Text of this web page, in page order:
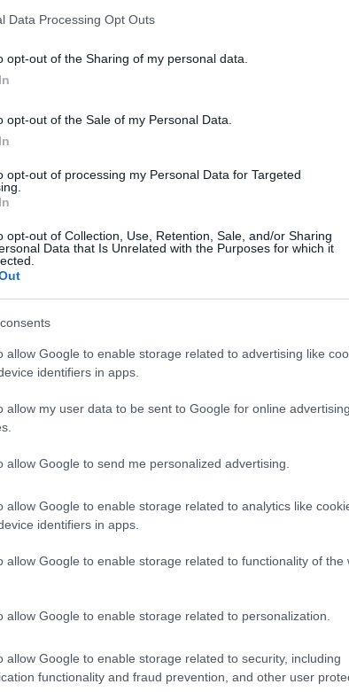
Data Processing Opt Outs
opt-out of the Sharing of my personal data.
opt-out of the Sale of my Personal Data.
opt-out of processing my Personal Data for Targeted
opt-out of Collection, Use, Retention, Sale, and/or Sharing
Data that Is Unrelated with the Purposes for which it
allow Google to enable storage related to advertising like
identifiers in apps.
allow my user data to be sent to Google for online advertising
allow Google to send me personalized advertising.
allow Google to enable storage related to analytics like
identifiers in apps.
allow Google to enable storage related to functionality of the
allow Google to enable storage related to personalization.
allow Google to enable storage related to security, including
functionality and fraud prevention, and other user
ISPOVIJESTI
'Tata me od malena učio da su suze
slabost, da je to grijeh, poraz,
sramota'
Saznaj više
KIOSK